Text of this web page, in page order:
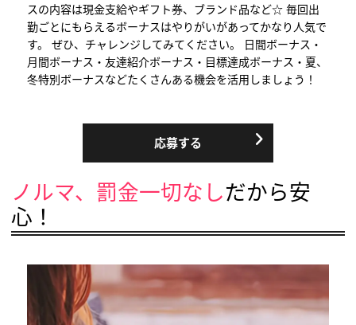
スの内容は現金支給やギフト券、ブランド品など☆ 毎回出
勤ごとにもらえるボーナスはやりがいがあってかなり人気で
す。 ぜひ、チャレンジしてみてください。 日間ボーナス・
月間ボーナス・友達紹介ボーナス・目標達成ボーナス・夏、
冬特別ボーナスなどたくさんある機会を活用しましょう！
応募する
ノルマ、罰金一切なしだから安
心！